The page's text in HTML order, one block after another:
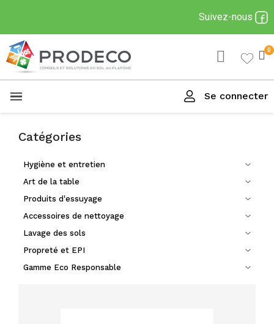
Suivez-nous
Se connecter
Catégories
Hygiène et entretien
Art de la table
Produits d'essuyage
Accessoires de nettoyage
Lavage des sols
Propreté et EPI
Gamme Eco Responsable